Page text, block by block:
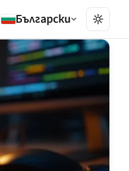
Български